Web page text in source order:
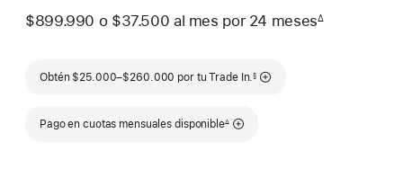
$899.990 o $37.500 al mes al mes
por 24 mesesmeses
∆
Obtén $25.000–$260.000 por tu Trade In.
Nota a pie de página
§
Pago en cuotas mensuales disponible
Nota a pie de página
∆